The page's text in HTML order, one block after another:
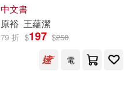
中文書
原裕 王蘊潔
79 折 $197 $250
電